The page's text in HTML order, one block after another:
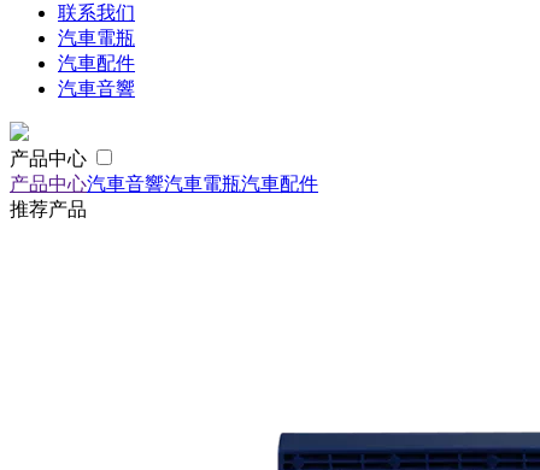
联系我们
汽車電瓶
汽車配件
汽車音響
产品中心
产品中心汽車音響汽車電瓶汽車配件
推荐产品